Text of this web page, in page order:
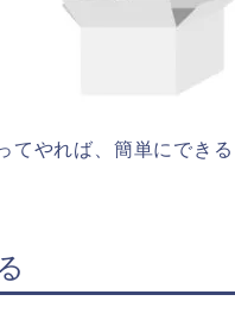
やれば、簡単にできる